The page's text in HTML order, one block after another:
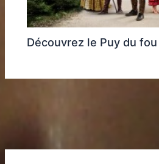
Découvrez le Puy du fou